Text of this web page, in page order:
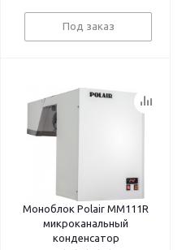
Под заказ
Моноблок Polair ММ111R
микроканальный
конденсатор